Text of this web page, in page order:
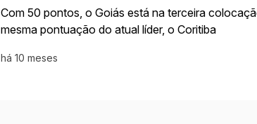
Com 50 pontos, o Goiás está na terceira
mesma pontuação do atual líder, o Coritiba
há 10 meses